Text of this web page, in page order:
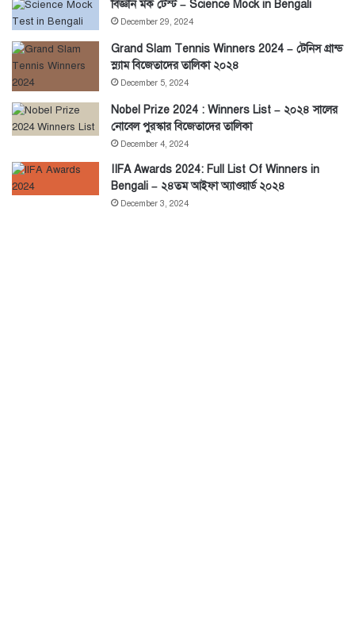
বিজ্ঞান মক টেস্ট – Science Mock in Bengali
December 29, 2024
Grand Slam Tennis Winners 2024 – টেনিস গ্রান্ড
স্ল্যাম বিজেতাদের তালিকা ২০২৪
December 5, 2024
Nobel Prize 2024 : Winners List – ২০২৪ সালের
নোবেল পুরস্কার বিজেতাদের তালিকা
December 4, 2024
IIFA Awards 2024: Full List Of Winners in
Bengali – ২৪তম আইফা অ্যাওয়ার্ড ২০২৪
December 3, 2024